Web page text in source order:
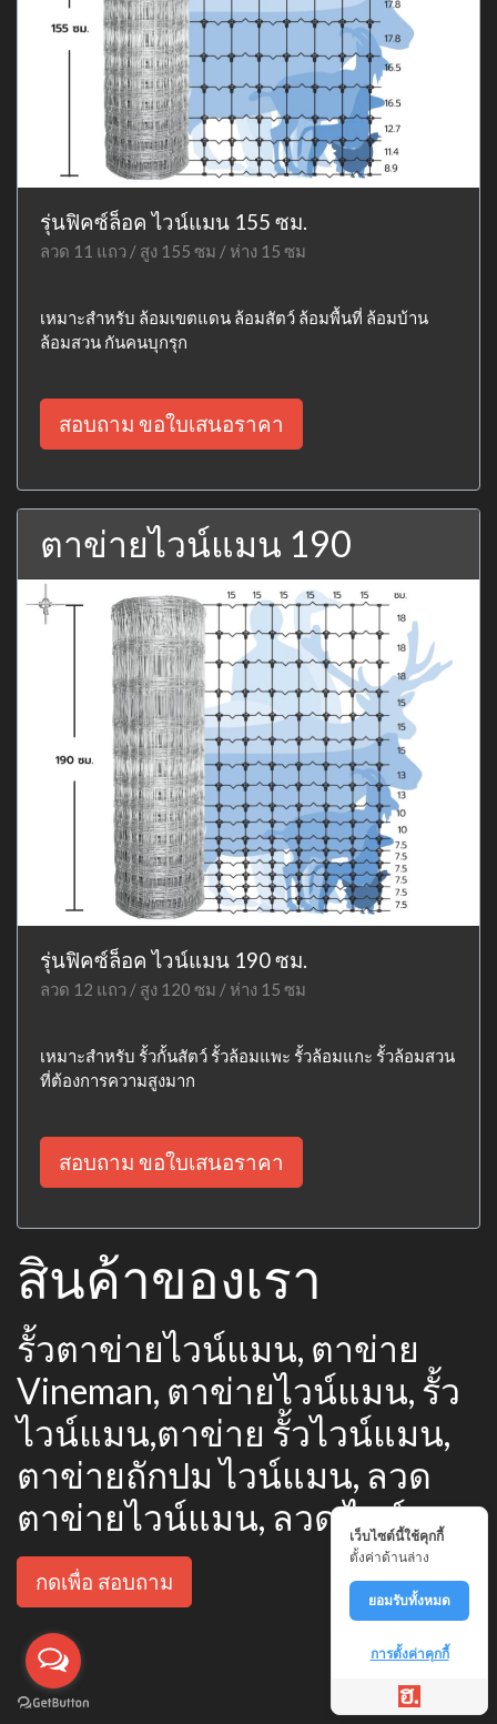
รุ่นฟิคซ์ล็อค ไวน์แมน 155 ซม.
ลวด 11 แถว / สูง 155 ซม / ห่าง 15 ซม
เหมาะสำหรับ ล้อมเขตแดน ล้อมสัตว์ ล้อมพื้นที่ ล้อมบ้าน
ล้อมสวน กันคนบุกรุก
สอบถาม ขอใบเสนอราคา
ตาข่ายไวน์แมน 190
รุ่นฟิคซ์ล็อค ไวน์แมน 190 ซม.
ลวด 12 แถว / สูง 120 ซม / ห่าง 15 ซม
เหมาะสำหรับ รั้วกั้นสัตว์ รั้วล้อมแพะ รั้วล้อมแกะ รั้วล้อมสวน
ที่ต้องการความสูงมาก
สอบถาม ขอใบเสนอราคา
สินค้าของเรา
รั้วตาข่ายไวน์แมน, ตาข่าย
Vineman, ตาข่ายไวน์แมน, รั้ว
ไวน์แมน,ตาข่าย รั้วไวน์แมน,
ตาข่ายถักปม ไวน์แมน, ลวด
ตาข่ายไวน์แมน, ลวด ไวน์แมน
กดเพื่อ สอบถาม
เว็บไซต์นี้ใช้คุกกี้
ตั้งค่าด้านล่าง
ยอมรับทั้งหมด
การตั้งค่าคุกกี้